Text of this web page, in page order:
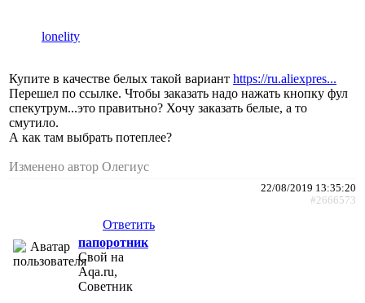
lonelity
Купите в качестве белых такой вариант https://ru.aliexpres...
Перешел по ссылке. Чтобы заказать надо нажать кнопку фул
спекутрум...это правитьно? Хочу заказать белые, а то
смутило.
А как там выбрать потеплее?
Изменено автор Олегиус
22/08/2019 13:35:20
#2666573
Ответить
папоротник
Свой на
Aqa.ru,
Советник